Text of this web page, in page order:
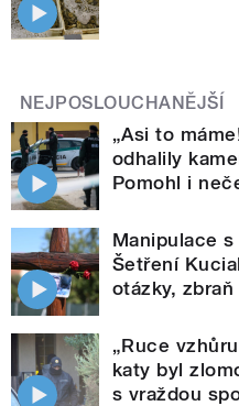
NEJPOSLOUCHANĚJŠÍ
„Asi to
odhalily
Pomohl i
Manipulace
Šetření
otázky,
„Ruce
katy byl
s vraždou